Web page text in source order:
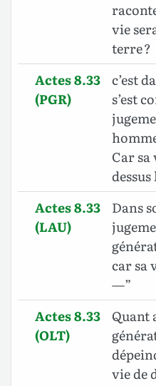
vie
terre?
Actes 8.33
(PGR)
c’est
s’est
Car sa
Actes 8.33
(LAU)
Dans
car sa
—”
Actes 8.33
(OLT)
Quant
vie de